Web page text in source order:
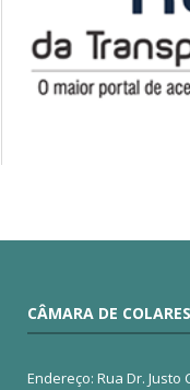
CÂMARA DE COLARES
Endereço: Rua Dr. Justo